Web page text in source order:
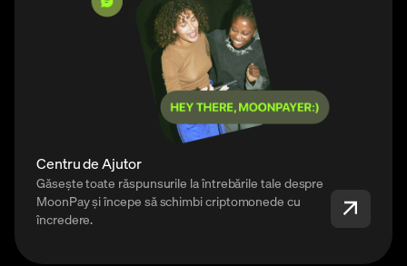
Centru de Ajutor
Găsește toate răspunsurile la întrebările tale despre
MoonPay și începe să schimbi criptomonede cu
încredere.